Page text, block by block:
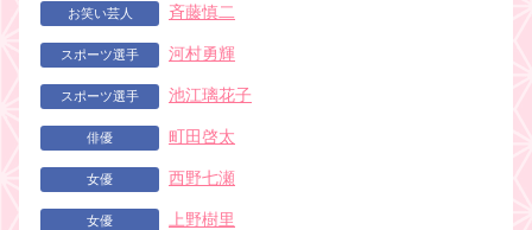
お笑い芸人 斉藤慎二
スポーツ選手 河村勇輝
スポーツ選手 池江璃花子
俳優 町田啓太
女優 西野七瀬
女優 上野樹里